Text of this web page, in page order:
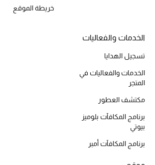
مستحضرات الاستحمام والعناية بالجسم
العناية بالشعر
الصحة والعافية
هدايا
مجموعة الجمال
خريطة الموقع
الخدمات والفعاليات
تسجيل الهدايا
الخدمات والفعاليات في
المتجر
مكتشف العطور
برنامج المكافآت بلوميز
بيوتي
برنامج المكافآت أمبر